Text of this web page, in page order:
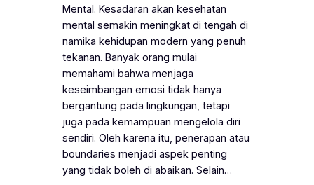
Mental. Kesadaran akan kesehatan
mental semakin meningkat di tengah di
namika kehidupan modern yang penuh
tekanan. Banyak orang mulai
memahami bahwa menjaga
keseimbangan emosi tidak hanya
bergantung pada lingkungan, tetapi
juga pada kemampuan mengelola diri
sendiri. Oleh karena itu, penerapan atau
boundaries menjadi aspek penting
yang tidak boleh di abaikan. Selain…